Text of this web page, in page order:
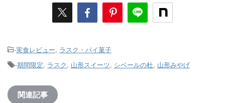
-実食レビュー, ラスク・パイ菓子
-期間限定, ラスク, 山形スイーツ, シベールの杜, 山形みやげ
関連記事